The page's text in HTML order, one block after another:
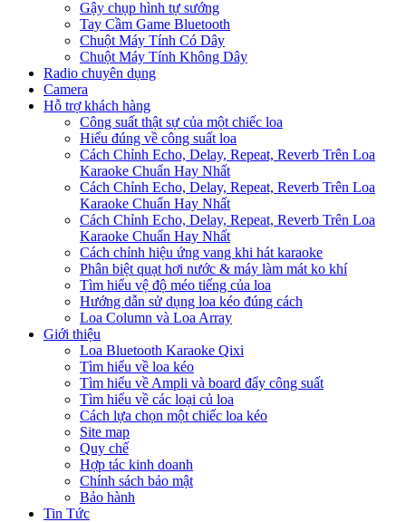
Gậy chụp hình tự sướng
Tay Cầm Game Bluetooth
Chuột Máy Tính Có Dây
Chuột Máy Tính Không Dây
Radio chuyên dụng
Camera
Hỗ trợ khách hàng
Công suất thật sự của một chiếc loa
Hiểu đúng về công suất loa
Cách Chỉnh Echo, Delay, Repeat, Reverb Trên Loa
Karaoke Chuẩn Hay Nhất
Cách Chỉnh Echo, Delay, Repeat, Reverb Trên Loa
Karaoke Chuẩn Hay Nhất
Cách Chỉnh Echo, Delay, Repeat, Reverb Trên Loa
Karaoke Chuẩn Hay Nhất
Cách chỉnh hiệu ứng vang khi hát karaoke
Phân biệt quạt hơi nước & máy làm mát ko khí
Tìm hiểu vệ độ méo tiếng của loa
Hướng dẫn sử dụng loa kéo đúng cách
Loa Column và Loa Array
Giới thiệu
Loa Bluetooth Karaoke Qixi
Tìm hiểu về loa kéo
Tìm hiểu về Ampli và board đẩy công suất
Tìm hiểu về các loại củ loa
Cách lựa chọn một chiếc loa kéo
Site map
Quy chế
Hợp tác kinh doanh
Chính sách bảo mật
Bảo hành
Tin Tức